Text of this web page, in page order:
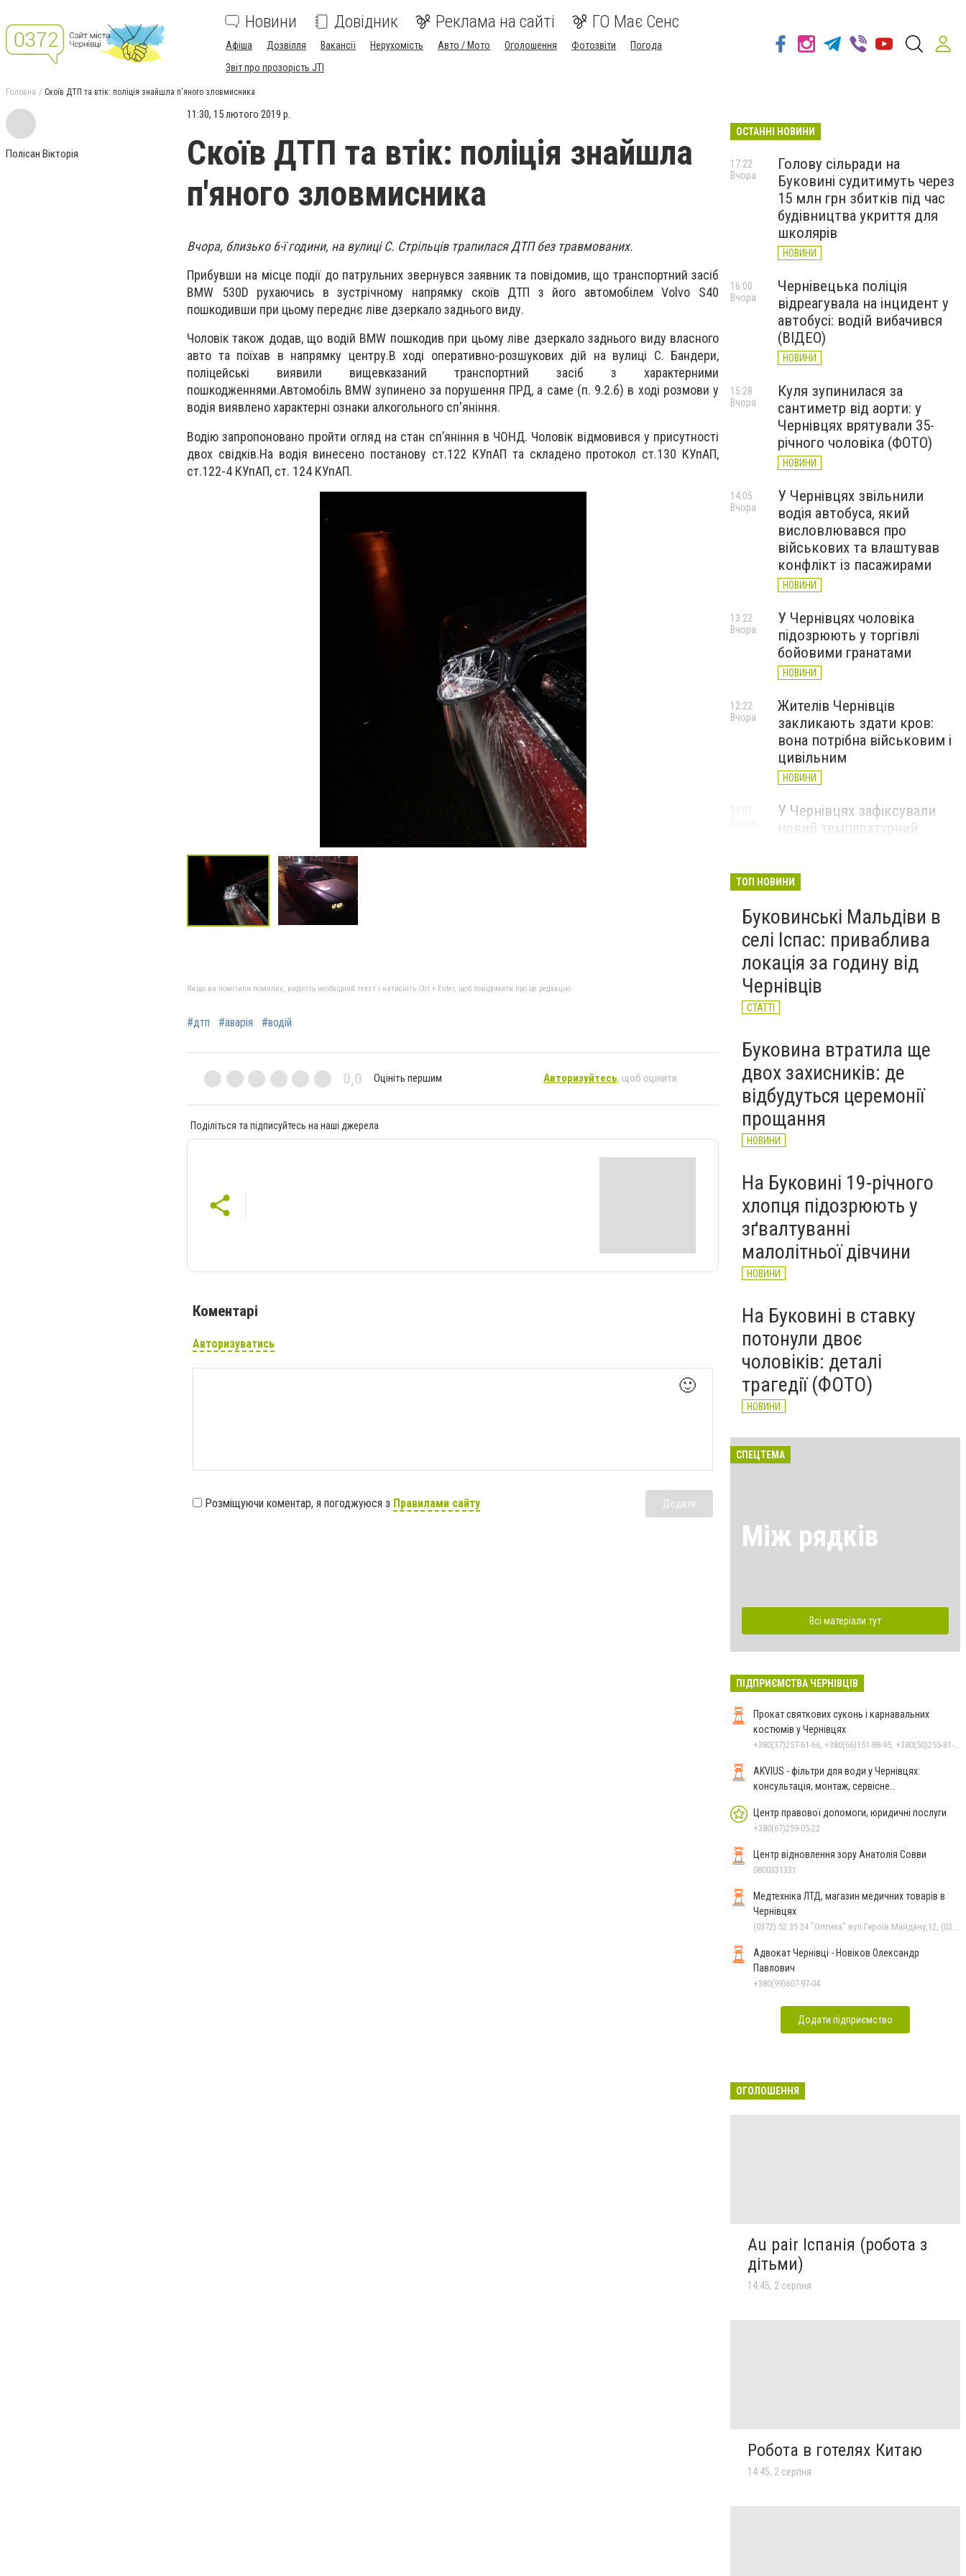
Новини Довідник Реклама на сайті ГО Має Сенс
Афіша Дозвілля Вакансії Нерухомість Авто / Мото Оголошення Фотозвіти
Погода
Звіт про прозорість JTI
Головна Скоїв ДТП та втік: поліція знайшла п'яного зловмисника
Полісан Вікторія
11:30, 15 лютого 2019 р.
Скоїв ДТП та втік: поліція знайшла
п'яного зловмисника
Вчора, близько 6-ї години, на вулиці С. Стрільців трапилася ДТП без травмованих.
Прибувши на місце події до патрульних звернувся заявник та повідомив, що транспортний засіб
BMW 530D рухаючись в зустрічному напрямку скоїв ДТП з його автомобілем Volvo S40
пошкодивши при цьому переднє ліве дзеркало заднього виду.
Чоловік також додав, що водій BMW пошкодив при цьому ліве дзеркало заднього виду власного
авто та поїхав в напрямку центру.В ході оперативно-розшукових дій на вулиці С. Бандери,
поліцейські виявили вищевказаний транспортний засіб з характерними
пошкодженнями.Автомобіль BMW зупинено за порушення ПРД, а саме (п. 9.2.б) в ході розмови у
водія виявлено характерні ознаки алкогольного сп'яніння.
Водію запропоновано пройти огляд на стан сп’яніння в ЧОНД. Чоловік відмовився у присутності
двох свідків.На водія винесено постанову ст.122 КУпАП та складено протокол ст.130 КУпАП,
ст.122-4 КУпАП, ст. 124 КУпАП.
Якщо ви помітили помилку, виділіть необхідний текст і натисніть Ctrl + Enter, щоб повідомити про це редакцію
#дтп #аварія #водій
0,0 Оцініть першим Авторизуйтесь, щоб оцінити
Поділіться та підписуйтесь на наші джерела
Коментарі
Авторизуватись
🙂
Розміщуючи коментар, я погоджуюся з Правилами сайту Додати
ОСТАННІ НОВИНИ
Голову сільради на
Буковині судитимуть через
15 млн грн збитків під час
будівництва укриття для
школярів
НОВИНИ
17:22
Вчора
Чернівецька поліція
відреагувала на інцидент у
автобусі: водій вибачився
(ВІДЕО)
НОВИНИ
16:00
Вчора
Куля зупинилася за
сантиметр від аорти: у
Чернівцях врятували 35-
річного чоловіка (ФОТО)
НОВИНИ
15:28
Вчора
У Чернівцях звільнили
водія автобуса, який
висловлювався про
військових та влаштував
конфлікт із пасажирами
НОВИНИ
14:05
Вчора
У Чернівцях чоловіка
підозрюють у торгівлі
бойовими гранатами
НОВИНИ
13:22
Вчора
Жителів Чернівців
закликають здати кров:
вона потрібна військовим і
цивільним
НОВИНИ
12:22
Вчора
У Чернівцях зафіксували
новий температурний
11:01
області обмежили рух
великовагового транспорту
НОВИНИ
Вчора
ТОП НОВИНИ
Буковинські Мальдіви в
селі Іспас: приваблива
локація за годину від
Чернівців
СТАТТІ
Буковина втратила ще
двох захисників: де
відбудуться церемонії
прощання
НОВИНИ
На Буковині 19-річного
хлопця підозрюють у
зґвалтуванні
малолітньої дівчини
НОВИНИ
На Буковині в ставку
потонули двоє
чоловіків: деталі
трагедії (ФОТО)
НОВИНИ
СПЕЦТЕМА
Між рядків
Всі матеріали тут
ПІДПРИЄМСТВА ЧЕРНІВЦІВ
Прокат святкових суконь і карнавальних
костюмів у Чернівцях
AKVIUS - фільтри для води у Чернівцях:
консультація, монтаж, сервісне
Центр правової допомоги, юридичні послуги
+380(67)259-05-22
Центр відновлення зору Анатолія Совви
0800331331
Медтехніка ЛТД, магазин медичних товарів в
Чернівцях
Адвокат Чернівці - Новіков Олександр
Павлович
+380(99)607-97-04
Додати підприємство
ОГОЛОШЕННЯ
Au pair Іспанія (робота з
дітьми)
14:45, 2 серпня
Робота в готелях Китаю
14:45, 2 серпня